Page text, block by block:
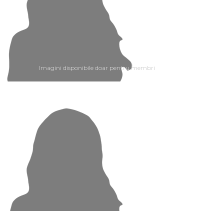
Imagini disponibile doar pentru membri